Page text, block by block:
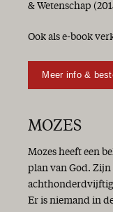
& Wetenschap
Ook als e-book
Meer info &
MOZES
Mozes heeft een
plan van God.
Er is niemand in